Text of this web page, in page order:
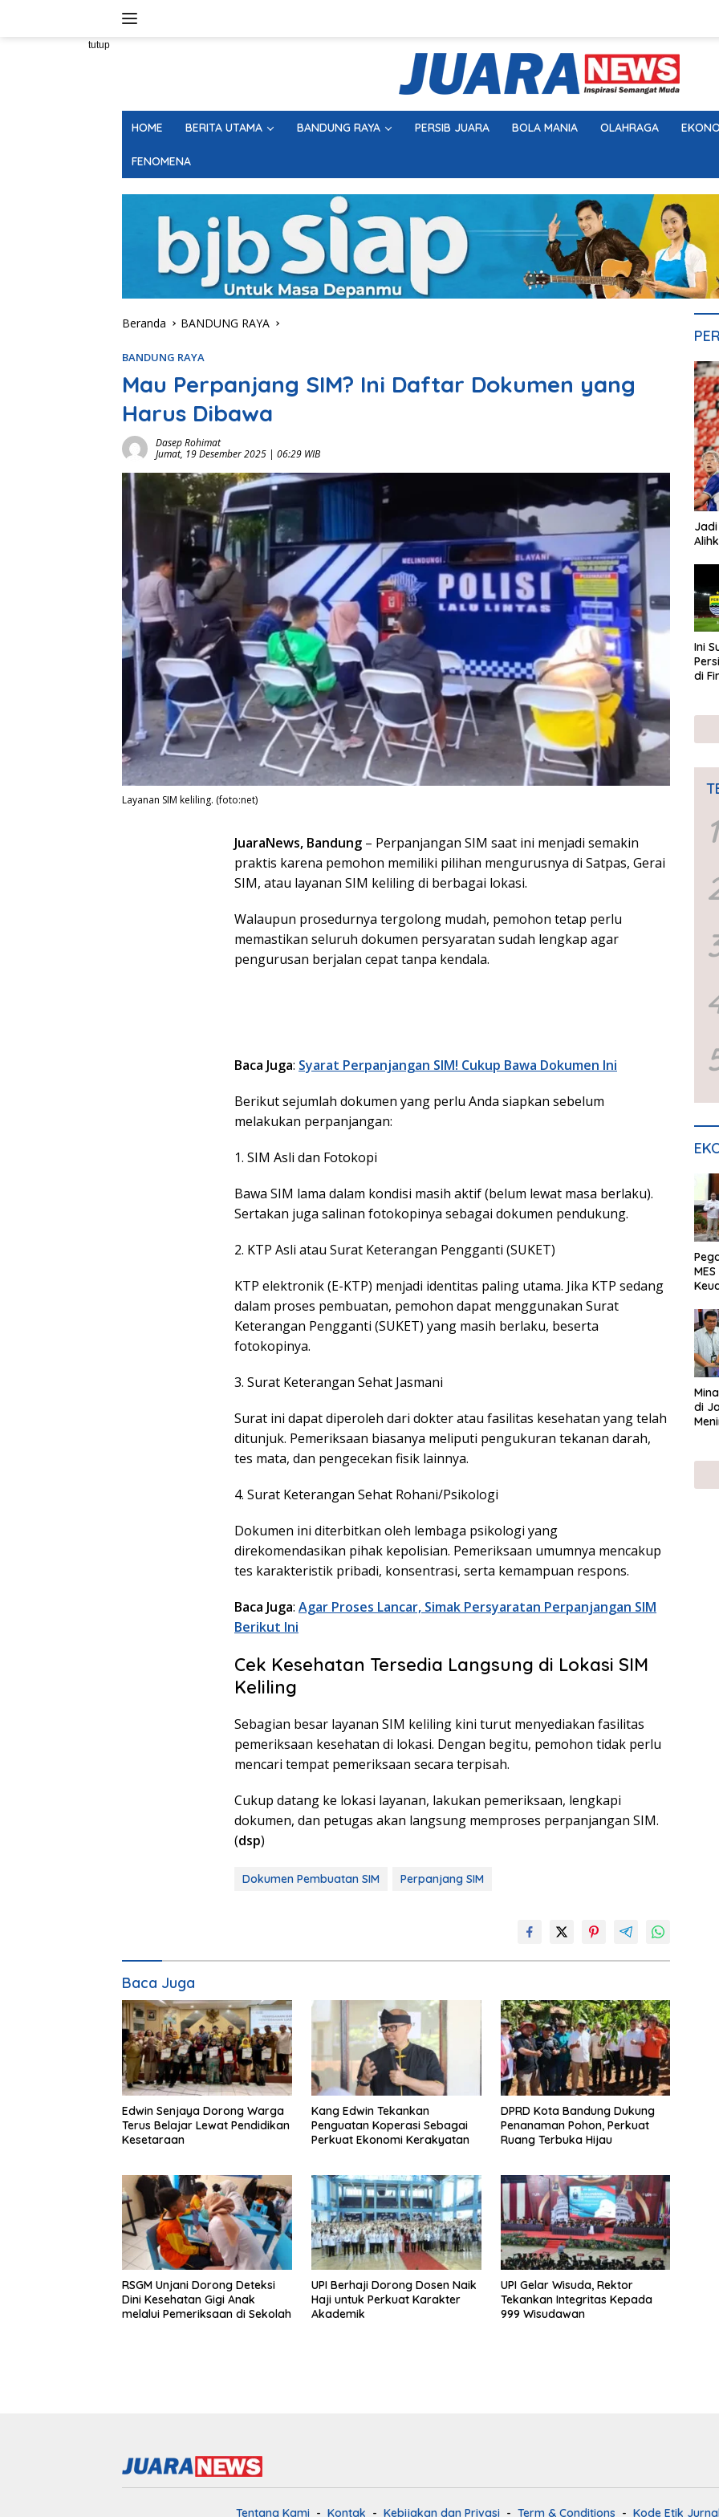
tutup
HOME BERITA UTAMA BANDUNG RAYA PERSIB JUARA BOLA MANIA OLAHRAGA
FENOMENA
Beranda BANDUNG RAYA
BANDUNG RAYA
Mau Perpanjang SIM? Ini Daftar Dokumen yang
Harus Dibawa
Dasep Rohimat
Jumat, 19 Desember 2025 | 06:29 WIB
Layanan SIM keliling. (foto:net)
JuaraNews, Bandung – Perpanjangan SIM saat ini menjadi semakin
praktis karena pemohon memiliki pilihan mengurusnya di Satpas, Gerai
SIM, atau layanan SIM keliling di berbagai lokasi.
Walaupun prosedurnya tergolong mudah, pemohon tetap perlu
memastikan seluruh dokumen persyaratan sudah lengkap agar
pengurusan berjalan cepat tanpa kendala.
Baca Juga: Syarat Perpanjangan SIM! Cukup Bawa Dokumen Ini
Berikut sejumlah dokumen yang perlu Anda siapkan sebelum
melakukan perpanjangan:
1. SIM Asli dan Fotokopi
Bawa SIM lama dalam kondisi masih aktif (belum lewat masa berlaku).
Sertakan juga salinan fotokopinya sebagai dokumen pendukung.
2. KTP Asli atau Surat Keterangan Pengganti (SUKET)
KTP elektronik (E-KTP) menjadi identitas paling utama. Jika KTP sedang
dalam proses pembuatan, pemohon dapat menggunakan Surat
Keterangan Pengganti (SUKET) yang masih berlaku, beserta
fotokopinya.
3. Surat Keterangan Sehat Jasmani
Surat ini dapat diperoleh dari dokter atau fasilitas kesehatan yang telah
ditunjuk. Pemeriksaan biasanya meliputi pengukuran tekanan darah,
tes mata, dan pengecekan fisik lainnya.
4. Surat Keterangan Sehat Rohani/Psikologi
Dokumen ini diterbitkan oleh lembaga psikologi yang
direkomendasikan pihak kepolisian. Pemeriksaan umumnya mencakup
tes karakteristik pribadi, konsentrasi, serta kemampuan respons.
Baca Juga: Agar Proses Lancar, Simak Persyaratan Perpanjangan SIM
Berikut Ini
Cek Kesehatan Tersedia Langsung di Lokasi SIM
Keliling
Sebagian besar layanan SIM keliling kini turut menyediakan fasilitas
pemeriksaan kesehatan di lokasi. Dengan begitu, pemohon tidak perlu
mencari tempat pemeriksaan secara terpisah.
Cukup datang ke lokasi layanan, lakukan pemeriksaan, lengkapi
dokumen, dan petugas akan langsung memproses perpanjangan SIM.
(dsp)
Dokumen Pembuatan SIM Perpanjang SIM
Baca Juga
Edwin Senjaya Dorong Warga
Terus Belajar Lewat Pendidikan
Kesetaraan
Kang Edwin Tekankan
Penguatan Koperasi Sebagai
Perkuat Ekonomi Kerakyatan
DPRD Kota Bandung Dukung
Penanaman Pohon, Perkuat
Ruang Terbuka Hijau
RSGM Unjani Dorong Deteksi
Dini Kesehatan Gigi Anak
melalui Pemeriksaan di Sekolah
UPI Berhaji Dorong Dosen Naik
Haji untuk Perkuat Karakter
Akademik
UPI Gelar Wisuda, Rektor
Tekankan Integritas Kepada
999 Wisudawan
Jadi
Ini
di
1
di
Tentang Kami Kontak Kebijakan dan Privasi Term & Conditions Kode Etik